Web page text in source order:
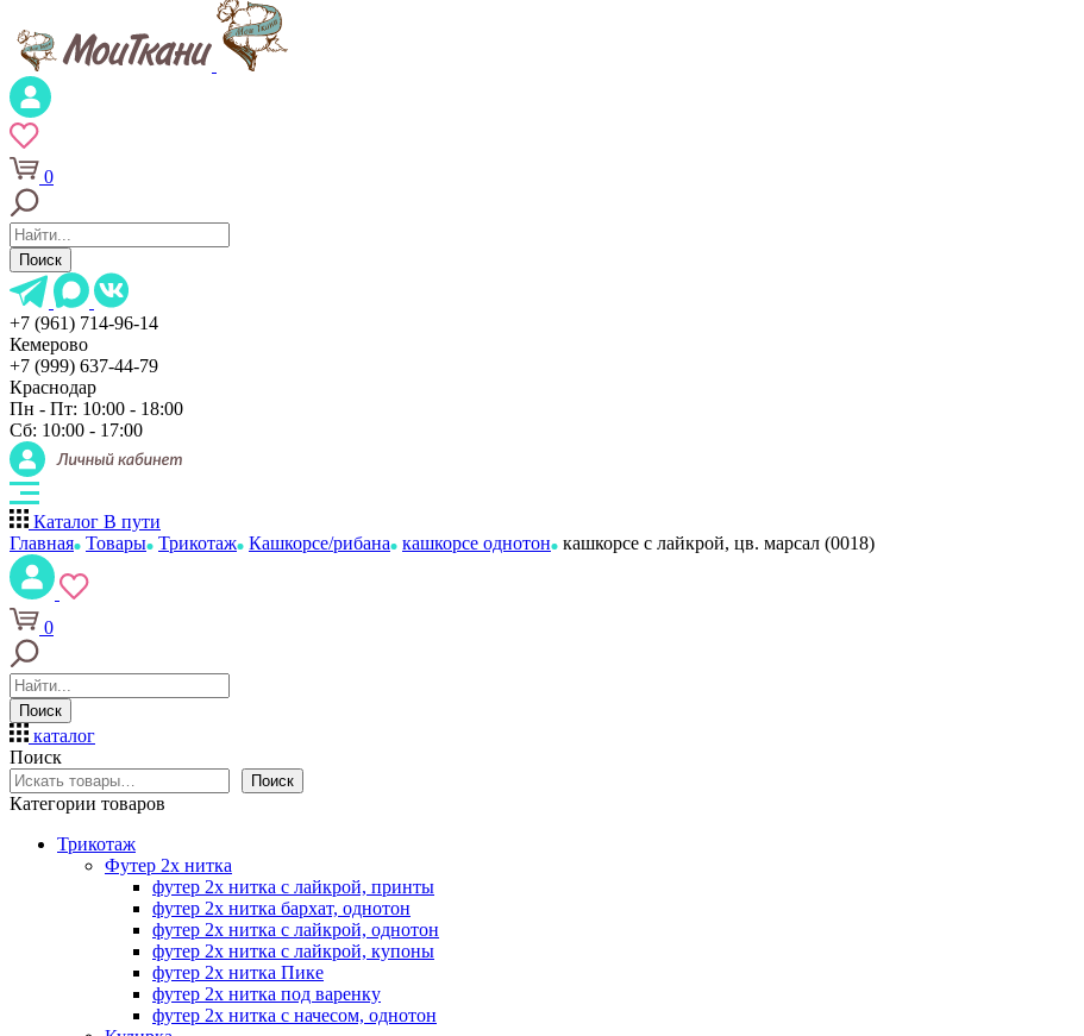
0
Поиск
+7 (961) 714-96-14
Кемерово
+7 (999) 637-44-79
Краснодар
Пн - Пт: 10:00 - 18:00
Сб: 10:00 - 17:00
Каталог В пути
Главная Товары Трикотаж Кашкорсе/рибана кашкорсе однотон кашкорсе с лайкрой, цв. марсал (0018)
0
Поиск
каталог
Поиск
Поиск
Категории товаров
Трикотаж
Футер 2х нитка
футер 2х нитка с лайкрой, принты
футер 2х нитка бархат, однотон
футер 2х нитка с лайкрой, однотон
футер 2х нитка с лайкрой, купоны
футер 2х нитка Пике
футер 2х нитка под варенку
футер 2х нитка с начесом, однотон